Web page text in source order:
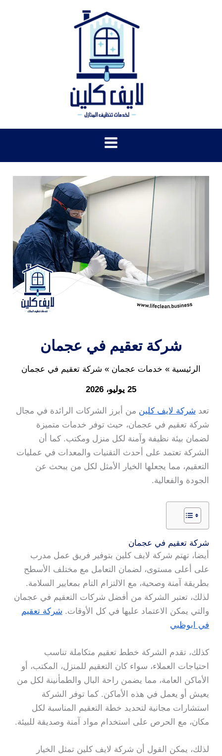
شركة تعقيم في عجمان
الرئيسية خدمات عجمان شركة تعقيم في عجمان
25 يوليو، 2026
تعد شركة لايف كلين من أبرز الشركات الرائدة في مجال
شركة تعقيم في عجمان، حيث توفر خدمات متميزة
لضمان بيئة نظيفة وآمنة لكل منزل ومكتب. كما أن
الشركة تعتمد على أحدث التقنيات والمعدات في عمليات
التعقيم، مما يجعلها الخيار الأمثل لكل من يبحث عن
الجودة والفعالية.
شركة تعقيم في عجمان
أيضا، تهتم شركة لايف كلين بتوفير فريق عمل مدرب
على أعلى مستوى، لضمان التعامل مع مختلف الأسطح
بطريقة آمنة وصحية، مع الالتزام التام بمعايير السلامة.
لذلك، تعتبر الشركة من أفضل شركات التعقيم في عجمان
والتي يمكن الاعتماد عليها في كل الأوقات. شركة تعقيم
في ابوظبي
كذلك، تقدم الشركة خطط تعقيم متكاملة تناسب
احتياجات العملاء، سواء كان التعقيم للمنزل، المكتب، أو
الأماكن العامة، مما يضمن راحة البال والطمأنينة لكل من
يعيش أو يعمل في هذه الأماكن. كما توفر الشركة
استشارات مجانية لتحديد خطة التعقيم المناسبة لكل
مكان، مع الحرص على استخدام مواد آمنة وصديقة للبيئة.
لذلك، يمكن القول أن شركة لايف كلين تمثل الخيار